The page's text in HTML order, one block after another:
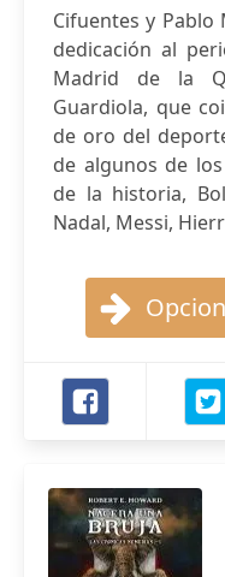
Cifuentes y
dedicación al
Madrid de la
Guardiola, que
de oro del
de algunos de
de la historia,
Nadal, Messi,